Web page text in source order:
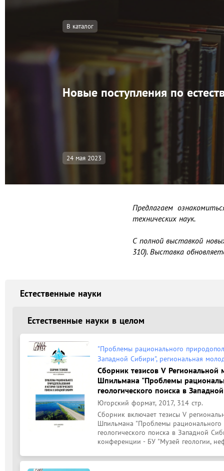
В каталог
Новые поступления по
24 мая 2023
Предлагаем
технических наук.
С полной выставкой
310). Выставка
Естественные науки
Естественные науки в целом
"Проблемы рационального
Западной Сибири", региональная
Сборник тезисов V
Шпильмана "Проблемы
геологического поиска в
Югорский формат, 2017, 314 стр.
Сборник включает тезисы V
Шпильмана "Проблемы рационального
геологического поиска в Западной
конференции - БУ "Музей геологии,